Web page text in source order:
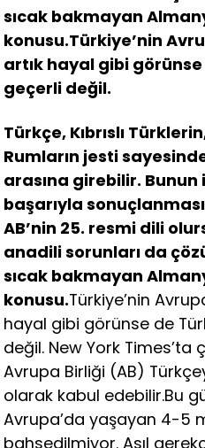
sıcak bakmayan
konusu.Türkiye’nin
artık hayal gibi görünse
geçerli değil.
Türkçe, Kıbrıslı
Rumların jesti
arasına girebilir.
başarıyla
AB’nin 25. resmi dili
anadili sorunları da
sıcak bakmayan
konusu.Türkiye’nin
hayal gibi görünse de
değil. New York Times’ta
Avrupa Birliği (AB)
olarak kabul edebilir.Bu
Avrupa’da yaşayan 4-5
bahsedilmiyor. Asıl